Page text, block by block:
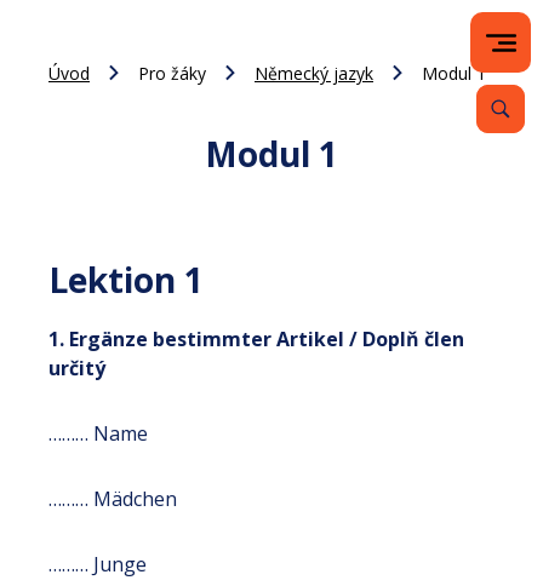
Úvod Pro žáky Německý jazyk Modul 1
Modul 1
Lektion 1
1. Ergänze bestimmter Artikel / Doplň člen
určitý
……… Name
……… Mädchen
……… Junge